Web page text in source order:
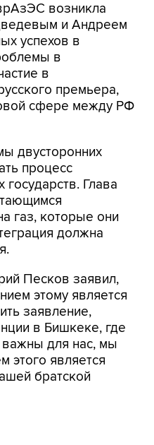
возникла
и Андреем
успехов в
в
в
премьера,
сфере между РФ
двусторонних
процесс
Глава
газ, которые они
должна
Песков заявил,
этому является
заявление,
в Бишкеке, где
важны для нас, мы
этого является
братской